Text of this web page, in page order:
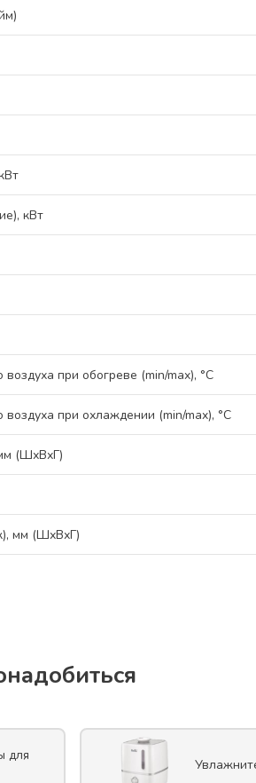
кВт
при обогреве (min/max), °C
при охлаждении (min/max), °C
(ШхВхГ)
мм (ШхВхГ)
для